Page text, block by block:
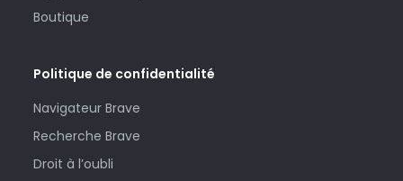
Boutique
Politique de confidentialité
Navigateur Brave
Recherche Brave
Droit à l’oubli